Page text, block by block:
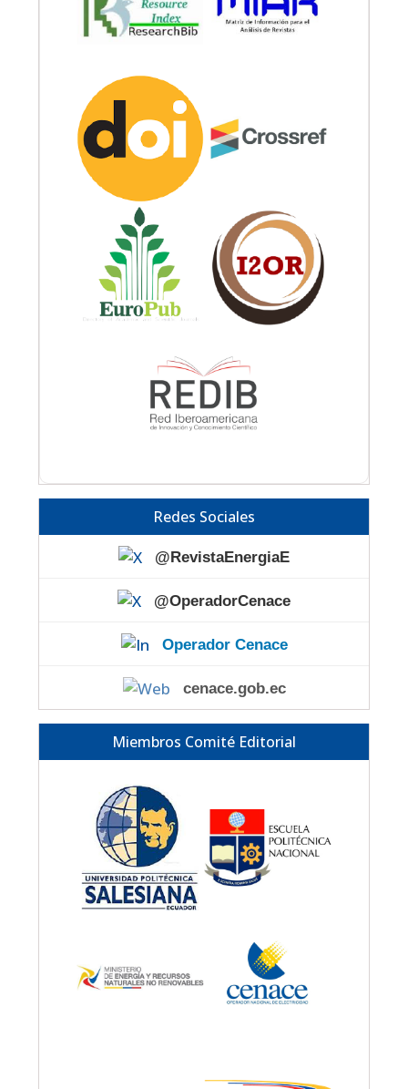
Redes Sociales
@RevistaEnergiaE
@OperadorCenace
Operador Cenace
cenace.gob.ec
Miembros Comité Editorial